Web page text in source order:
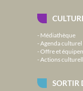
Médiathèque
Agenda
Offre et
Actions
SORTIR